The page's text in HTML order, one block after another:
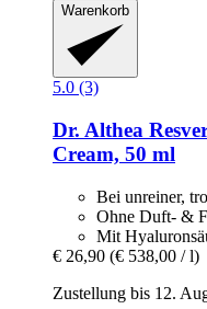
Warenkorb
5.0 (3)
Dr. Althea
Cream, 50 ml
Bei unreiner,
Ohne Duft- &
Mit
€ 26,90 (€ 538,00 / l)
Zustellung bis 12.